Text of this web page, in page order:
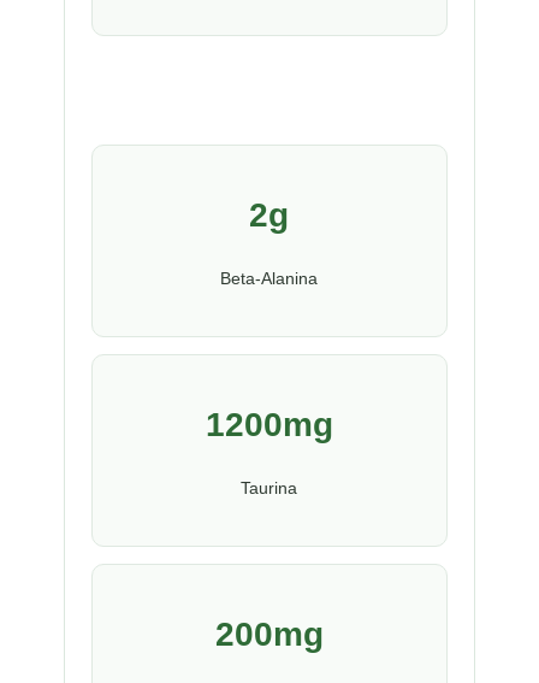
2g
Beta-Alanina
1200mg
Taurina
200mg